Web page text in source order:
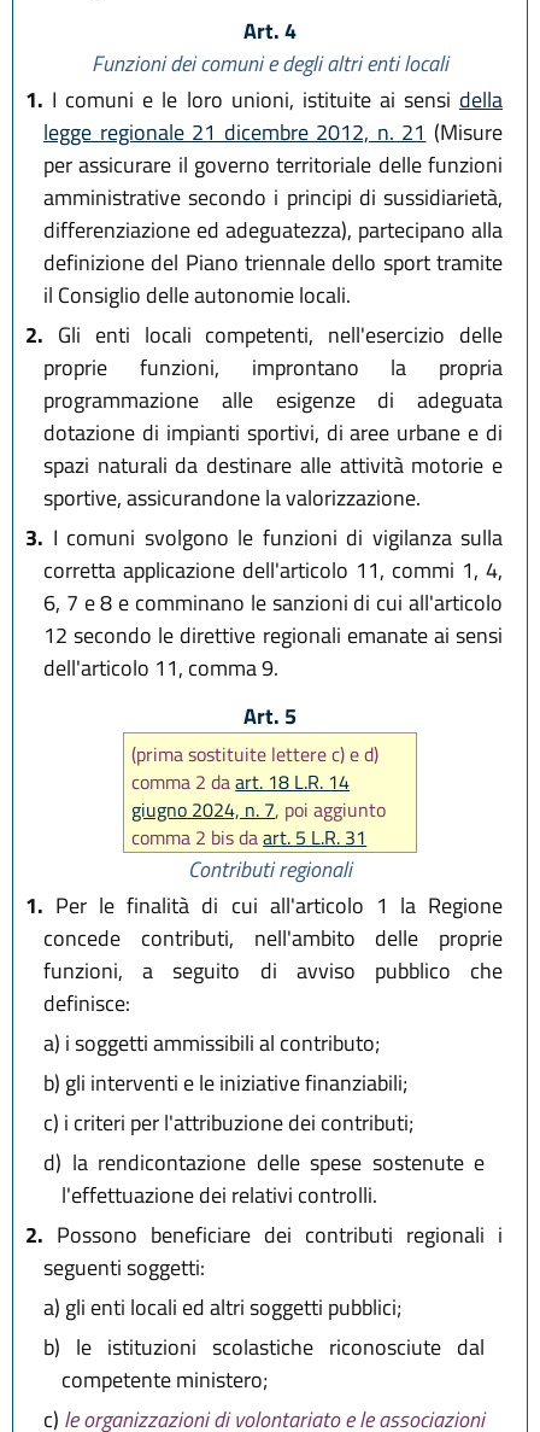
Art. 4
Funzioni dei comuni e degli altri enti locali
1. I comuni e le loro unioni, istituite ai sensi della
legge regionale 21 dicembre 2012, n. 21 (Misure
per assicurare il governo territoriale delle funzioni
amministrative secondo i principi di sussidiarietà,
differenziazione ed adeguatezza), partecipano alla
definizione del Piano triennale dello sport tramite
il Consiglio delle autonomie locali.
2. Gli enti locali competenti, nell'esercizio delle
proprie funzioni, improntano la propria
programmazione alle esigenze di adeguata
dotazione di impianti sportivi, di aree urbane e di
spazi naturali da destinare alle attività motorie e
sportive, assicurandone la valorizzazione.
3. I comuni svolgono le funzioni di vigilanza sulla
corretta applicazione dell'articolo 11, commi 1, 4,
6, 7 e 8 e comminano le sanzioni di cui all'articolo
12 secondo le direttive regionali emanate ai sensi
dell'articolo 11, comma 9.
Art. 5
(prima sostituite lettere c) e d)
comma 2 daart. 18 L.R. 14
giugno 2024, n. 7, poi aggiunto
comma 2 bis daart. 5 L.R. 31
marzo 2025, n. 2)
Contributi regionali
1. Per le finalità di cui all'articolo 1 la Regione
concede contributi, nell'ambito delle proprie
funzioni, a seguito di avviso pubblico che
definisce:
a) i soggetti ammissibili al contributo;
b) gli interventi e le iniziative finanziabili;
c) i criteri per l'attribuzione dei contributi;
d) la rendicontazione delle spese sostenute e
l'effettuazione dei relativi controlli.
2. Possono beneficiare dei contributi regionali i
seguenti soggetti:
a) gli enti locali ed altri soggetti pubblici;
b) le istituzioni scolastiche riconosciute dal
competente ministero;
c) le organizzazioni di volontariato e le associazioni